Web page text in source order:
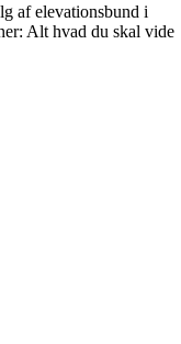
af elevationsbund i
Alt hvad du skal vide